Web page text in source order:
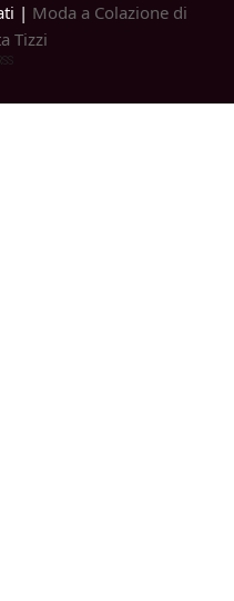
| Moda a Colazione di
Tizzi